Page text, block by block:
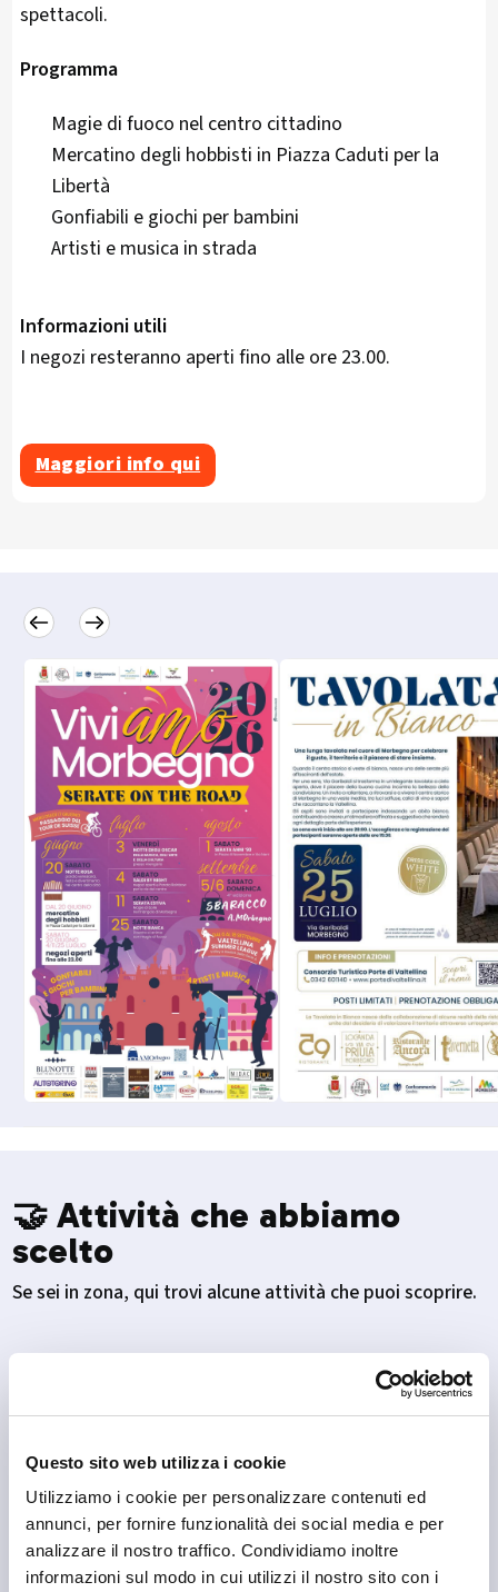
Questo sito web utilizza i cookie
Utilizziamo i cookie per personalizzare contenuti ed
annunci, per fornire funzionalità dei social media e per
analizzare il nostro traffico. Condividiamo inoltre
informazioni sul modo in cui utilizzi il nostro sito con i
spettacoli.
Programma
Magie di fuoco nel centro cittadino
Mercatino degli hobbisti in Piazza Caduti per la
Libertà
Gonfiabili e giochi per bambini
Artisti e musica in strada
Informazioni utili
I negozi resteranno aperti fino alle ore 23.00.
Maggiori info qui
🤝 Attività che abbiamo
scelto
Se sei in zona, qui trovi alcune attività che puoi scoprire.